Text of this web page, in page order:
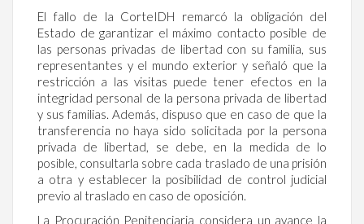
El fallo de la CorteIDH remarcó la obligación del
Estado de garantizar el máximo contacto posible de
las personas privadas de libertad con su familia, sus
representantes y el mundo exterior y señaló que la
restricción a las visitas puede tener efectos en la
integridad personal de la persona privada de libertad
y sus familias. Además, dispuso que en caso de que la
transferencia no haya sido solicitada por la persona
privada de libertad, se debe, en la medida de lo
posible, consultarla sobre cada traslado de una prisión
a otra y establecer la posibilidad de control judicial
previo al traslado en caso de oposición.
La Procuración Penitenciaria considera un avance la